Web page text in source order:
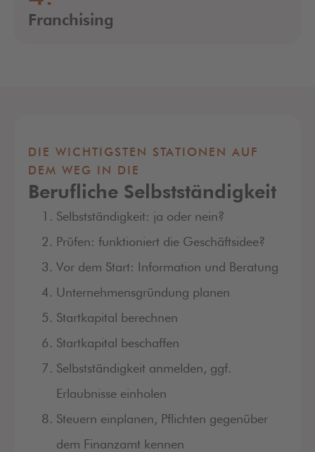
Franchising
DIE WICHTIGSTEN STATIONEN AUF
DEM WEG IN DIE
Berufliche Selbstständigkeit
Selbstständigkeit: ja oder nein?
Prüfen: funktioniert die Geschäftsidee?
Vor dem Start: Information und Beratung
Unternehmensgründung planen
Startkapital berechnen
Startkapital beschaffen
Selbstständigkeit anmelden, ggf.
Erlaubnisse einholen
Steuern einplanen, Pflichten gegenüber
dem Finanzamt kennen